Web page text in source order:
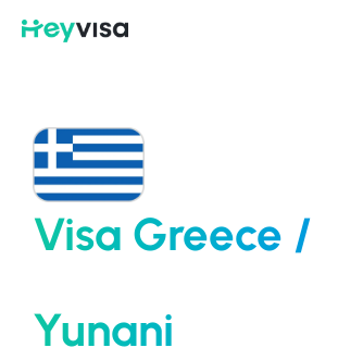
Visa Greece /
Yunani